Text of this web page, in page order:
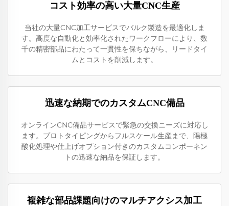
コスト効率の高い大量CNC生産
当社の大量CNC加工サービスでバルク製造を最適化しま
す。高度な自動化と効率化されたワークフローにより、数
千の精密部品にわたって一貫性を保ちながら、リードタイ
ムとコストを削減します。
迅速な納期でのカスタムCNC備品
オンラインCNC備品サービスで緊急の交換ニーズに対応し
ます。プロトタイピングからフルスケール生産まで、陽極
酸化処理や仕上げオプション付きのカスタムコンポーネン
トの迅速な納品を保証します。
複雑な部品課題向けのマルチアクシス加工